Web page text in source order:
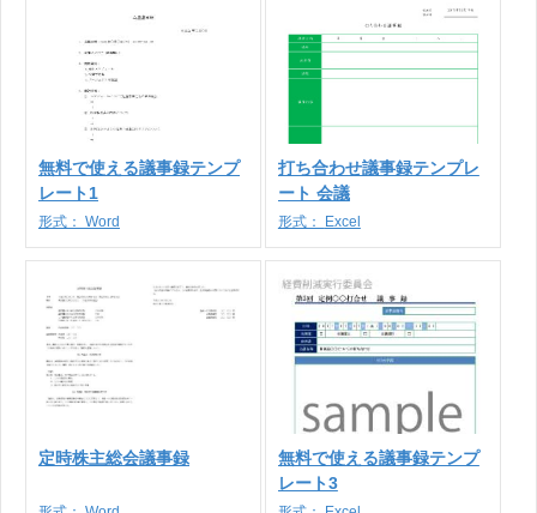
無料で使える議事録テンプ
レート1
形式： Word
打ち合わせ議事録テンプレ
ート 会議
形式： Excel
定時株主総会議事録
無料で使える議事録テンプ
レート3